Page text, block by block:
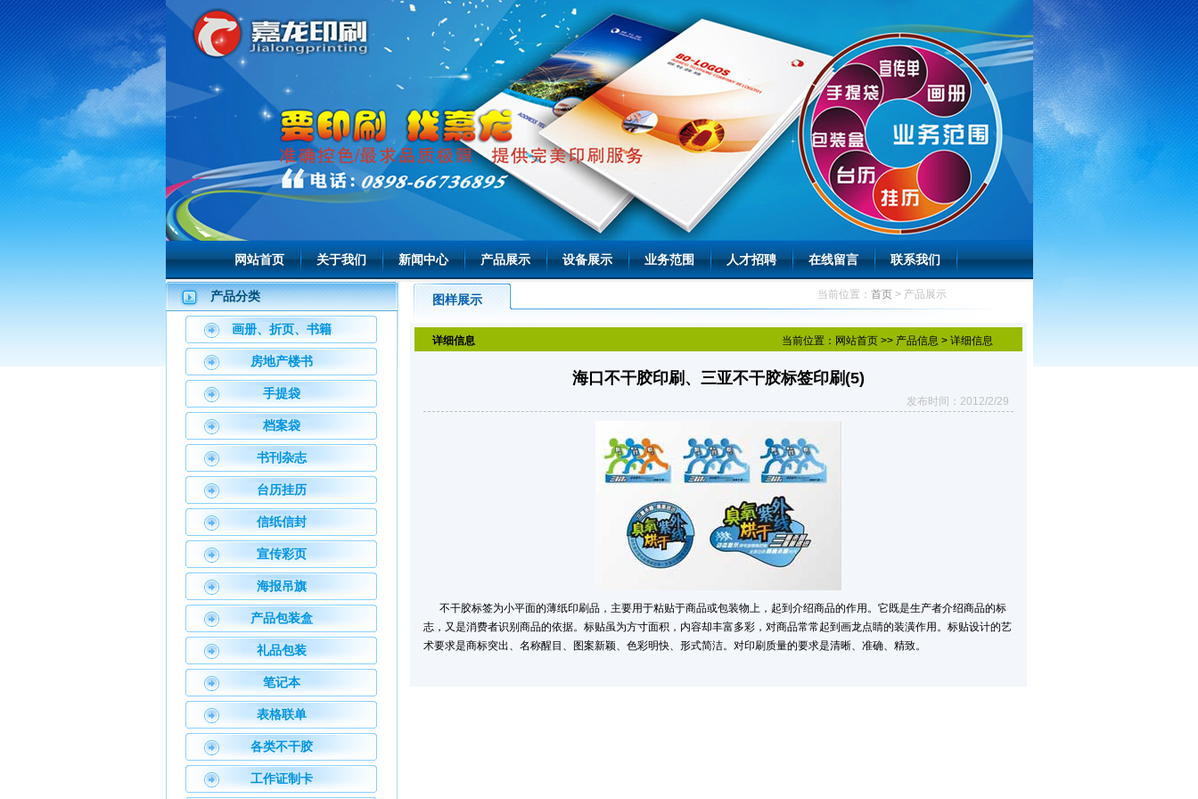
网站首页 关于我们 新闻中心 产品展示 设备展示 业务范围 人才招聘 在线留言 联系我们
产品分类
画册、折页、书籍
房地产楼书
手提袋
档案袋
书刊杂志
台历挂历
信纸信封
宣传彩页
海报吊旗
产品包装盒
礼品包装
笔记本
表格联单
各类不干胶
工作证制卡
图样展示 当前位置： 首页> 产品展示
详细信息 当前位置： 网站首页>> 产品信息 > 详细信息
海口不干胶印刷、三亚不干胶标签印刷(5)
发布时间：2012/2/29
不干胶标签为小平面的薄纸印刷品，主要用于粘贴于商品或包装物上，起到介绍商品的作用。它既是生产者介绍商品的标
志，又是消费者识别商品的依据。标贴虽为方寸面积，内容却丰富多彩，对商品常常起到画龙点睛的装潢作用。标贴设计的艺
术要求是商标突出、名称醒目、图案新颖、色彩明快、形式简洁。对印刷质量的要求是清晰、准确、精致。